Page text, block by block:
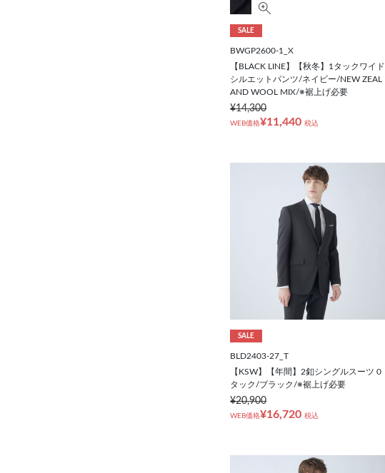
SALE
BWGP2600-1_X
【BLACK LINE】【秋冬】1タックワイド
シルエットパンツ/ネイビー/NEW ZEAL
AND WOOL MIX/※裾上げ必要
¥14,300
WEB価格¥11,440 税込
SALE
BLD2403-27_T
【KSW】【年間】2釦シングルスーツ 0
タック/ブラック/※裾上げ必要
¥20,900
WEB価格¥16,720 税込